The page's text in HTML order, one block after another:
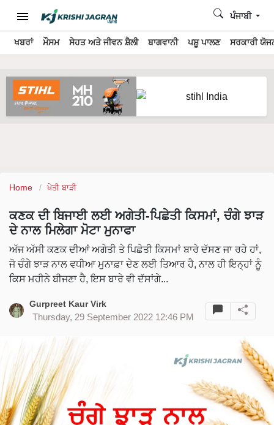
ਖਬਰਾਂ ਮੌਸਮ ਸੇਹਤ ਅਤੇ ਜੀਵਨ ਸ਼ੈਲੀ ਬਾਗਵਾਨੀ ਪਸ਼ੂ ਪਾਲਣ ਸਰਕਾਰੀ
ਪੰਜਾਬੀ
Home ਖੇਤੀ ਬਾੜੀ
ਕਣਕ ਦੀ ਬਿਜਾਈ ਲਈ ਅਗੇਤੀ-ਪਿਛੇਤੀ ਕਿਸਮਾਂ, ਚੰਗੇ ਝਾੜ
ਦੇ ਨਾਲ ਮਿਲੇਗਾ ਮੋਟਾ ਮੁਨਾਫਾ
ਅੱਜ ਅੱਸੀ ਕਣਕ ਦੀਆਂ ਅਗੇਤੀ ਤੇ ਪਿਛੇਤੀ ਕਿਸਮਾਂ ਬਾਰੇ ਦੱਸਣ ਜਾ ਰਹੇ ਹਾਂ,
ਜੋ ਚੰਗੇ ਝਾੜ ਨਾਲ ਵਧੀਆ ਮੁਨਾਫ਼ਾ ਦੇਣ ਲਈ ਤਿਆਰ ਹੈ, ਨਾਲ ਹੀ ਇਨ੍ਹਾਂ ਨੂੰ
ਕਿਸ ਮਹੀਨੇ ਬੀਜਣਾ ਹੈ, ਇਸ ਬਾਰੇ ਵੀ ਦੱਸਾਂਗੇ...
Gurpreet Kaur Virk
Thursday, 29 September 2022 12:46 PM